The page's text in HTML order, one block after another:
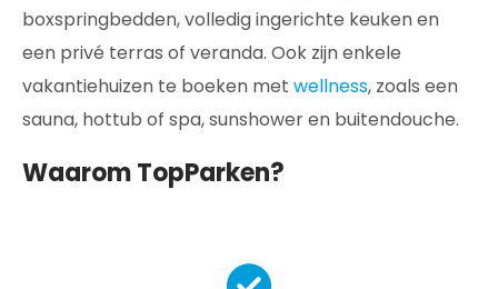
boxspringbedden, volledig ingerichte keuken en
een privé terras of veranda. Ook zijn enkele
vakantiehuizen te boeken met wellness, zoals een
sauna, hottub of spa, sunshower en buitendouche.
Waarom TopParken?